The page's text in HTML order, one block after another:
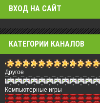
ВХОД НА САЙТ
КАТЕГОРИИ КАНАЛОВ
Другое
Компьютерные игры